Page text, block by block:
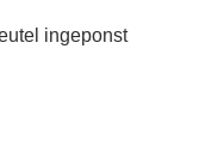
ingeponst